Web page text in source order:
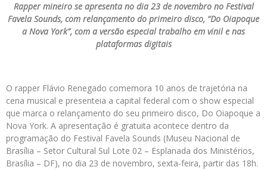
Rapper mineiro se apresenta no dia 23 de novembro no Festival
Favela Sounds, com relançamento do primeiro disco, “Do Oiapoque
a Nova York”, com a versão especial trabalho em vinil e nas
plataformas digitais
O rapper Flávio Renegado comemora 10 anos de trajetória na
cena musical e presenteia a capital federal com o show especial
que marca o relançamento do seu primeiro disco, Do Oiapoque a
Nova York. A apresentação é gratuita acontece dentro da
programação do Festival Favela Sounds (Museu Nacional de
Brasília – Setor Cultural Sul Lote 02 – Esplanada dos Ministérios,
Brasília – DF), no dia 23 de novembro, sexta-feira, partir das 18h.